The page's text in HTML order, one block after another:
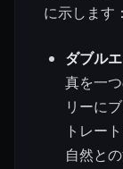
に示します：
ダブル
真を一
リーに
トレー
自然と